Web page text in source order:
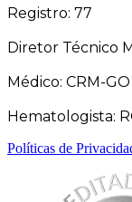
Registro: 77
Diretor Técnico
Médico: CRM-
Hematologista:
Políticas de